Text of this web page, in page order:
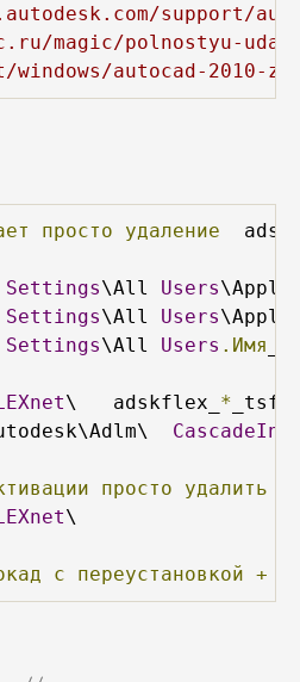
support/
magic/polnostyu-
autocad-2010-
просто удаление
Settings\All Users
Settings\All Users
Settings\All Users .Имя
\   adskflex_ * _tsf
просто удалить
\
с переустановкой +